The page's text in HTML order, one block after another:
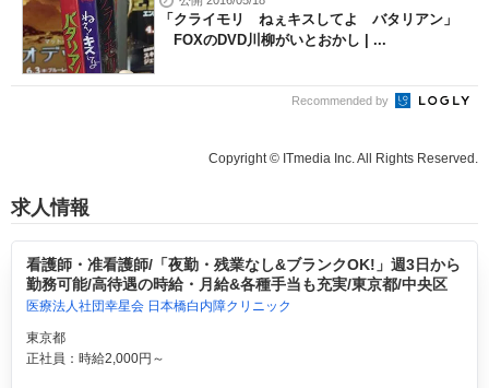
「クライモリ ねぇキスしてよ バタリアン」
FOXのDVD川柳がいとおかし | ...
Recommended by
Copyright © ITmedia Inc. All Rights Reserved.
求人情報
看護師・准看護師/「夜勤・残業なし&ブランクOK!」週3日から
勤務可能/高待遇の時給・月給&各種手当も充実/東京都/中央区
医療法人社団幸星会 日本橋白内障クリニック
東京都
正社員：時給2,000円～